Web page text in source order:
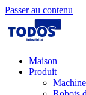
Passer au contenu
Maison
Produit